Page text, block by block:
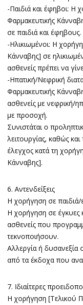
-Παιδιά και έφηβοι: Η
Φαρμακευτικής
σε παιδιά και έφηβους.
-Ηλικιωμένοι: Η
Κάνναβης] σε
ασθενείς πρέπει να
-Ηπατική/Νεφρική
Φαρμακευτικής
ασθενείς με νεφρική/
με προσοχή.
Συνιστάται ο
λειτουργίας, καθώς και
έλεγχος κατά τη
Κάνναβης].
6. Αντενδείξεις
Η χορήγηση σε
Η χορήγηση σε έγκυες
ασθενείς που
τεκνοποιήσουν.
Αλλεργία ή δυσανεξία
από τα έκδοχα που
7. Ιδιαίτερες
Η χορήγηση [Τελικού